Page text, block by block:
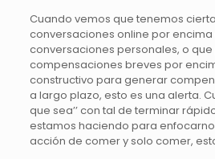
Cuando vemos que tenemos
conversaciones online por encima
conversaciones personales, o
compensaciones breves por
constructivo para generar
a largo plazo, esto es una alerta.
que sea’’ con tal de terminar
estamos haciendo para
acción de comer y solo comer,